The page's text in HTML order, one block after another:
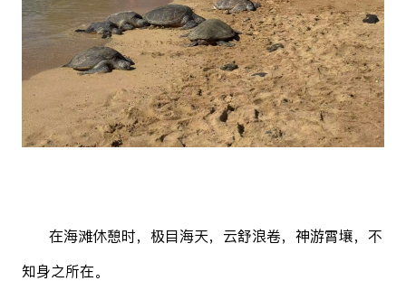
在海滩休憩时，极目海天，云舒浪卷，神游霄壤，不
知身之所在。